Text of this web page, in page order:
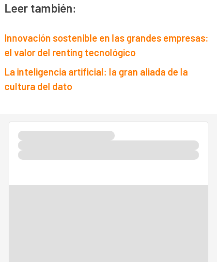
Leer también:
Innovación sostenible en las grandes empresas:
el valor del renting tecnológico
La inteligencia artificial: la gran aliada de la
cultura del dato